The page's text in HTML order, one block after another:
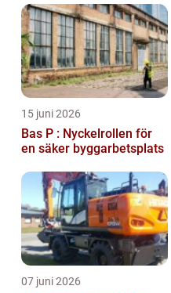
15 juni 2026
Bas P : Nyckelrollen för
en säker byggarbetsplats
07 juni 2026